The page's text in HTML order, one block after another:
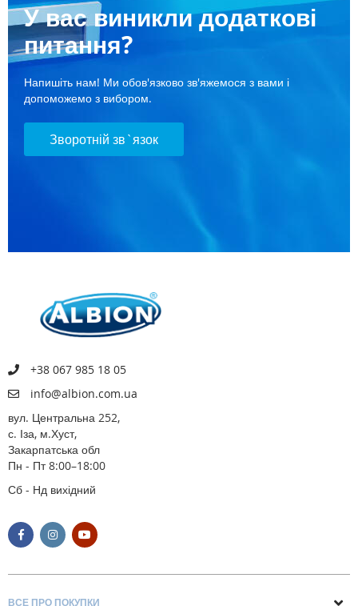
У вас виникли додаткові
питання?
Напишіть нам! Ми обов'язково зв'яжемося з вами і
допоможемо з вибором.
Зворотній зв`язок
+38 067 985 18 05
info@albion.com.ua
вул. Центральна 252,
с. Іза, м.Хуст,
Закарпатська обл
Пн - Пт 8:00–18:00
Сб - Нд вихідний
ВСЕ ПРО ПОКУПКИ